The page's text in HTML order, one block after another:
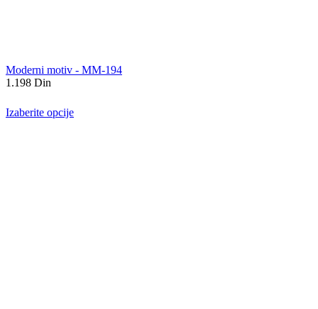
Moderni motiv - MM-194
1.198 Din
Izaberite opcije